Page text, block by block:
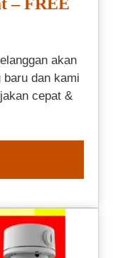
akan
baru dan kami
cepat &